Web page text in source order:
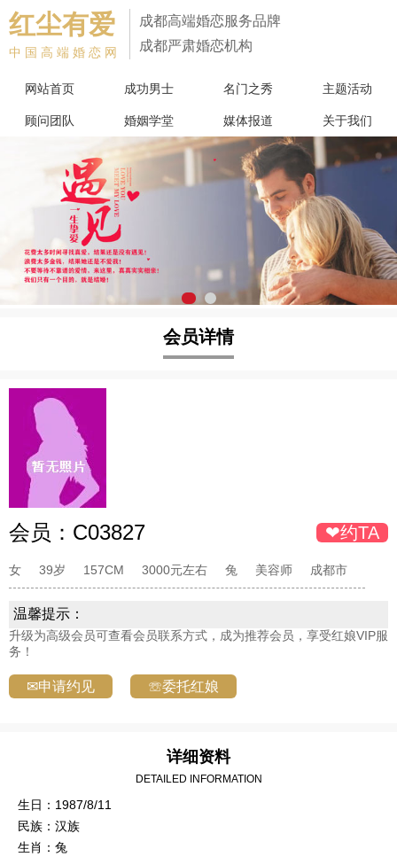
红尘有爱
中国高端婚恋网
成都高端婚恋服务品牌
成都严肃婚恋机构
网站首页 成功男士 名门之秀 主题活动
顾问团队 婚姻学堂 媒体报道 关于我们
会员详情
会员： C03827 ❤约TA
女 39岁 157CM 3000元左右 兔 美容师 成都市
温馨提示：
升级为高级会员可查看会员联系方式，成为推荐会员，享受红娘VIP服
务！
✉申请约见 ☏委托红娘
详细资料
DETAILED INFORMATION
生日：1987/8/11
民族：汉族
生肖：兔